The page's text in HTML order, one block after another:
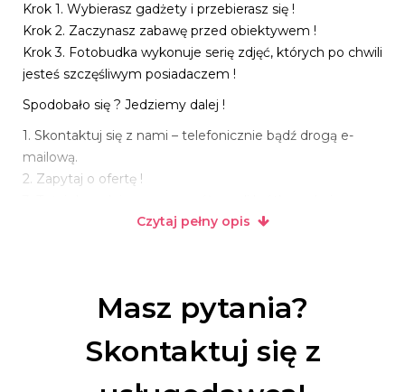
Krok 1. Wybierasz gadżety i przebierasz się !
Krok 2. Zaczynasz zabawę przed obiektywem !
Krok 3. Fotobudka wykonuje serię zdjęć, których po chwili
jesteś szczęśliwym posiadaczem !
Spodobało się ? Jedziemy dalej !
1. Skontaktuj się z nami – telefonicznie bądź drogą e-
mailową.
2. Zapytaj o ofertę !
robimy wszystko, abyście byli zadowoleni :)
nasz asystent zawsze Wam towarzyszy i pomaga w
Oprócz standardowego tła fotograficznego oferujemy
również NOWOŚĆ na sezon 2018 czyli TŁO KWIATOWE
Czytaj pełny opis
Masz pytania?
Skontaktuj się z